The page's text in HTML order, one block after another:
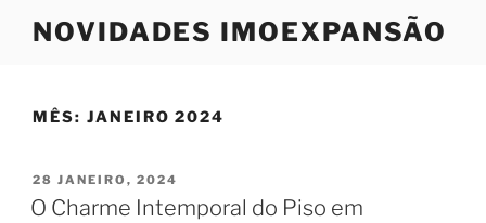
NOVIDADES IMOEXPANSÃO
MÊS: JANEIRO 2024
PUBLICADO
EM
28 JANEIRO, 2024
O Charme Intemporal do Piso em